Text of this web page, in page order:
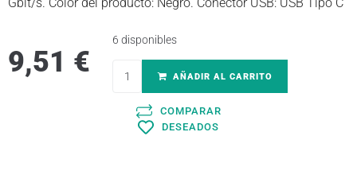
9,51 €
6 disponibles
AÑADIR AL CARRITO
COMPARAR
DESEADOS